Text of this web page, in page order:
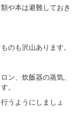
や本は避難しておき
のも沢山あります。
ン、炊飯器の蒸気、
。
うようにしましょ